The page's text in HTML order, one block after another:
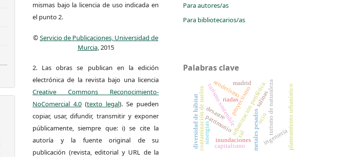
mismas bajo la licencia de uso indicada en
el punto 2.
©Servicio de Publicaciones, Universidad de
Murcia, 2015
2. Las obras se publican en la edición
electrónica de la revista bajo una licencia
Creative Commons Reconocimiento-
NoComercial 4.0 (texto legal). Se pueden
copiar, usar, difundir, transmitir y exponer
públicamente, siempre que: i) se cite la
autoría y la fuente original de su
publicación (revista, editorial y URL de la
Para autores/as
Para bibliotecarios/as
Palabras clave
urbanización periférica
patrimonio turismo de naturaleza
turismo sostenible
contaminación de suelos metales pesados ingeniería
proyectismo
desastre
inundaciones
riadas
senderismo
capitalismo
madrid
diversidad de hábitat planeamiento urbanístico
sinergias
ocio
salinas
sal